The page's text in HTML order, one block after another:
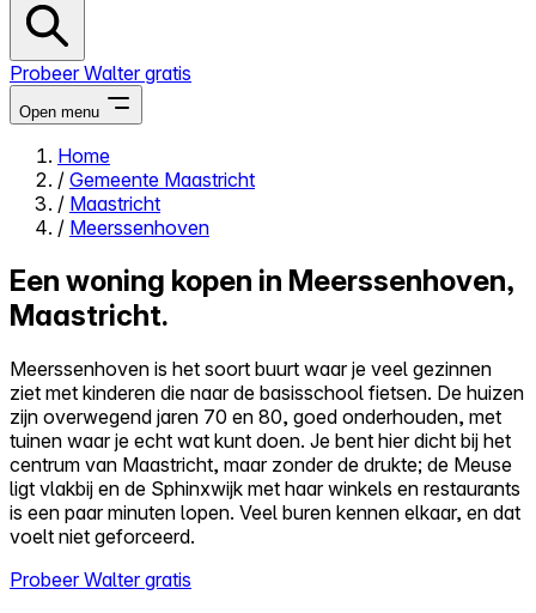
Probeer Walter gratis
Open menu
Close menu
Zelf kopen
Reviews
Prijzen
Log in
Probeer Walter gratis
Home
/ Gemeente Maastricht
/ Maastricht
/ Meerssenhoven
Een woning kopen in Meerssenhoven,
Maastricht.
Meerssenhoven is het soort buurt waar je veel gezinnen
ziet met kinderen die naar de basisschool fietsen. De huizen
zijn overwegend jaren 70 en 80, goed onderhouden, met
tuinen waar je echt wat kunt doen. Je bent hier dicht bij het
centrum van Maastricht, maar zonder de drukte; de Meuse
ligt vlakbij en de Sphinxwijk met haar winkels en restaurants
is een paar minuten lopen. Veel buren kennen elkaar, en dat
voelt niet geforceerd.
Probeer Walter gratis